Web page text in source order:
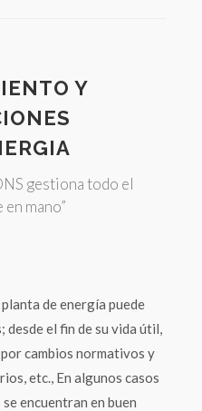
Y
gestiona todo el
mano”
de energía puede
el fin de su vida útil,
cambios normativos y
etc., En algunos casos
encuentran en buen